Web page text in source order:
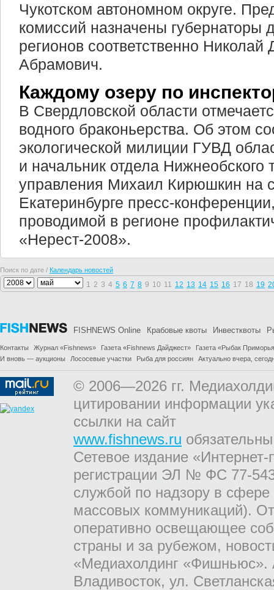
Чукотском автономном округе.
комиссий назначены губернаторы
регионов соответственно
Абрамович.
Каждому озеру по
В Свердловской области
водного браконьерства. Об этом
экологической милиции ГУВД
и начальник отдела Нижнеобского
управления Михаил Кирюшкин на
Екатеринбурге пресс-
проводимой в регионе
«Нерест-2008».
Поиск по дате / Календарь новостей
1 2 3 4 5 6 7 8 9 10 11 12 13 14 15 16 17 18 19
FISHNEWS Online Крабовые квоты Инвестквоты
Контакты Журнал «Fishnews» Газета «Fishnews Дайджест»
Газета «Рыбак
И вновь — аукционы
Лососевые участки Рыба для россиян Актуально вчера,
© 2006—2026 гг.
цитировании информации
ссылки на сайт
www.fishnews.ru
Сетевое издание
регистрации ЭЛ № ФС 77-
службой по надзору в
массовых коммуникаций).
оперативно освещающее
страны и за рубежом,
«Медиахолдинг «Фишньюс».
Владивосток, ул.